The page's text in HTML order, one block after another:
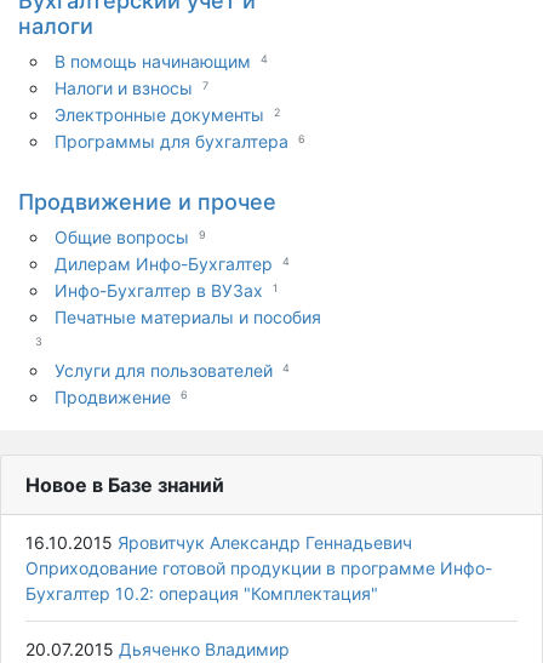
налоги
В помощь начинающим 4
Налоги и взносы 7
Электронные документы 2
Программы для бухгалтера 6
Продвижение и прочее
Общие вопросы 9
Дилерам Инфо-Бухгалтер 4
Инфо-Бухгалтер в ВУЗах 1
Печатные материалы и пособия
3
Услуги для пользователей 4
Продвижение 6
Новое в Базе знаний
16.10.2015 Яровитчук Александр Геннадьевич
Оприходование готовой продукции в программе Инфо-
Бухгалтер 10.2: операция "Комплектация"
20.07.2015 Дьяченко Владимир